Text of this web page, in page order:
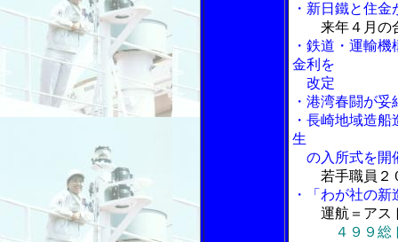
・新日鐵と住
来年４月の
・鉄道・運輸
金利を
改定
・港湾春闘が
・長崎地域造
生
の入所式を開
若手職員２
・「わが社の新
運航＝アス
４９９総